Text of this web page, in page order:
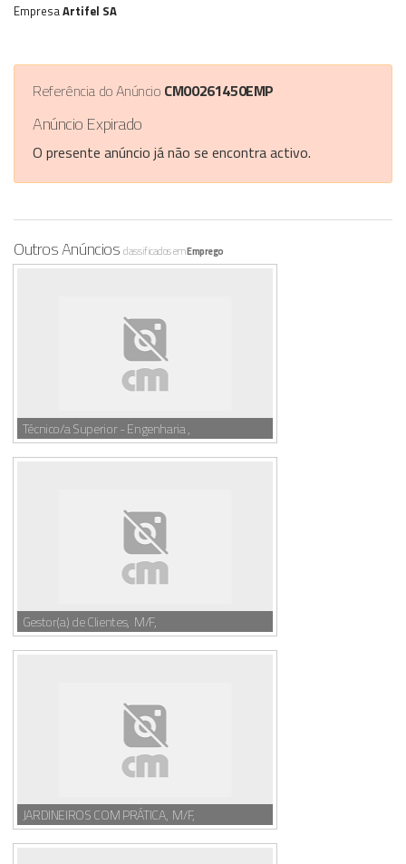
EmpresaArtifel SA
Referência do Anúncio CM00261450EMP
Anúncio Expirado
O presente anúncio já não se encontra activo.
Outros Anúncios classificados emEmprego
Técnico/a Superior - Engenharia ,
Gestor(a) de Clientes, M/F,
JARDINEIROS COM PRÁTICA, M/F,